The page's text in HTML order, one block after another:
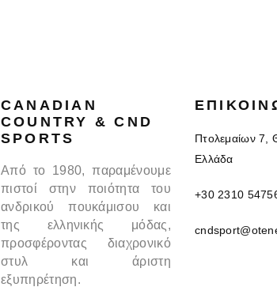
CANADIAN
COUNTRY & CND
SPORTS
Από το 1980, παραμένουμε
πιστοί στην ποιότητα του
ανδρικού πουκάμισου και
της ελληνικής μόδας,
προσφέροντας διαχρονικό
στυλ και άριστη
εξυπηρέτηση.
Πτολεμαίων 7,
Ελλάδα
+30 2310